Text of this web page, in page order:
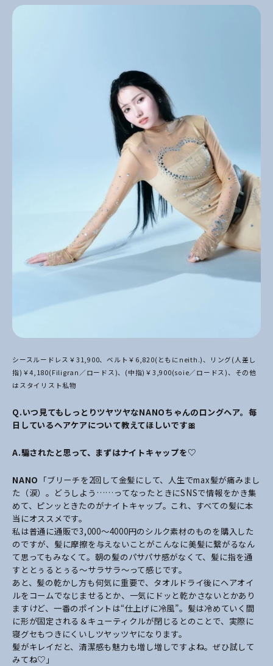
シースルードレス￥31,900、ベルト￥6,820(ともにneith.)、
リング(人差し
指)￥4,180(Filigran／ロードス)、 (中指)￥3,900(soie／ロードス)、 その他
はスタイリスト私物
Q.いつ見てもしっとりツヤツヤなNANOちゃんのロングヘア。毎
日しているヘアケアについて教えてほしいです🎀
A.騙されたと思って、まずはナイトキャップを♡
NANO 「ブリーチを2回して金髪にして、人生でmax髪が痛みまし
た（涙）。どうしよう……ってなったときにSNSで情報をかき集
めて、ピンッときたのがナイトキャップ。これ、すべての髪に本
当にオススメです。
私は普通に通販で3,000〜4000円のシルク素材のものを購入した
のですが、髪に摩擦を与えないことがこんなに美髪に繋がるなん
て思ってもみなくて。朝の髪のパサパサ感がなくて、髪に指を通
すととぅるとぅる〜サラサラ〜って感じです。
あと、髪の乾かし方も何気に重要で、タオルドライ後にヘアオイ
ルをコームでなじませるとか、一気にドッと乾かさないとかあり
ますけど、一番のポイントは“仕上げに冷風”。髪は冷めていく間
に形が固定される＆キューティクルが閉じるとのことで、実際に
寝グセもつきにくいしツヤッツヤになります。
髪がキレイだと、清潔感も魅力も増し増しですよね。ぜひ試して
みてね♡」